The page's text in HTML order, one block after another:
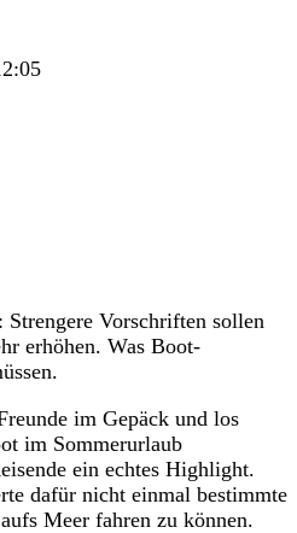
Vorschriften sollen
erhöhen. Was Boot-
im Gepäck und los
im Sommerurlaub
ein echtes Highlight.
dafür nicht einmal bestimmte
Meer fahren zu können.